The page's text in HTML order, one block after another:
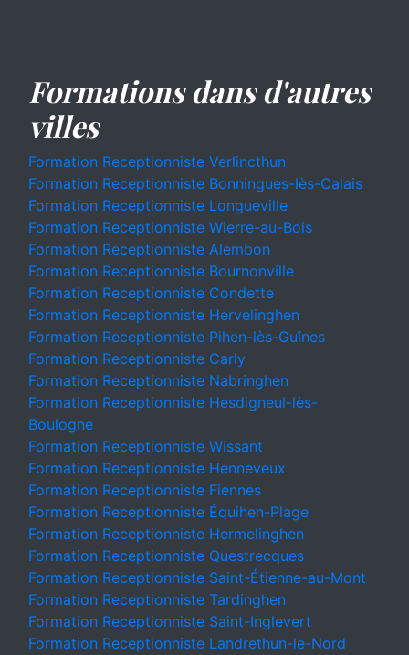
Formations dans d'autres
villes
Formation Receptionniste Verlincthun
Formation Receptionniste Bonningues-lès-Calais
Formation Receptionniste Longueville
Formation Receptionniste Wierre-au-Bois
Formation Receptionniste Alembon
Formation Receptionniste Bournonville
Formation Receptionniste Condette
Formation Receptionniste Hervelinghen
Formation Receptionniste Pihen-lès-Guînes
Formation Receptionniste Carly
Formation Receptionniste Nabringhen
Formation Receptionniste Hesdigneul-lès-
Boulogne
Formation Receptionniste Wissant
Formation Receptionniste Henneveux
Formation Receptionniste Fiennes
Formation Receptionniste Équihen-Plage
Formation Receptionniste Hermelinghen
Formation Receptionniste Questrecques
Formation Receptionniste Saint-Étienne-au-Mont
Formation Receptionniste Tardinghen
Formation Receptionniste Saint-Inglevert
Formation Receptionniste Landrethun-le-Nord